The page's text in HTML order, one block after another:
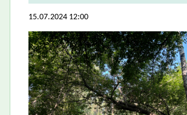
15.07.2024 12:00